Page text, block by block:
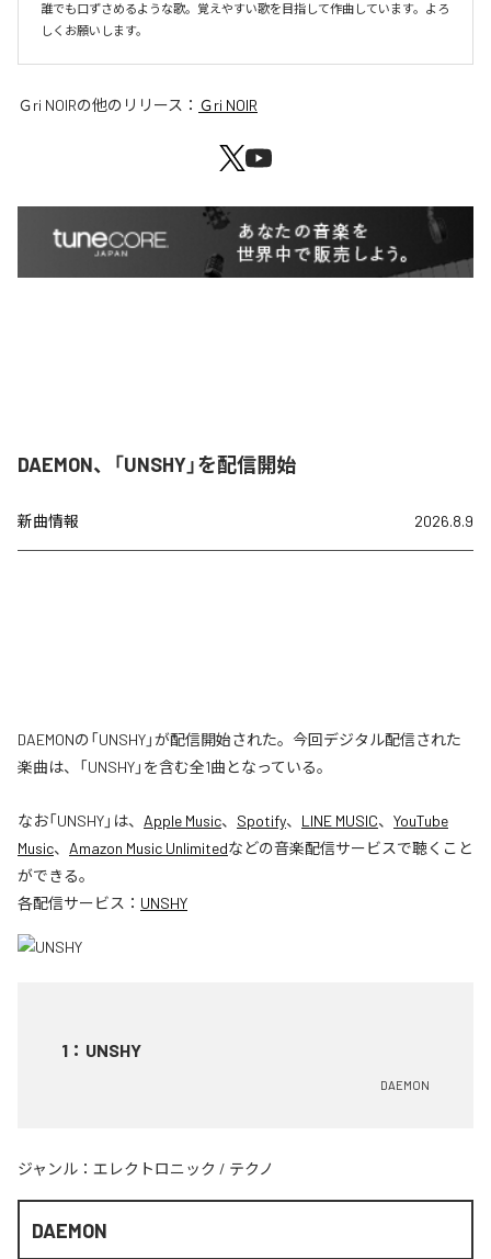
誰でも口ずさめるような歌。覚えやすい歌を目指して作曲しています。よろ
しくお願いします。
Ｇri NOIRの他のリリース： Ｇri NOIR
DAEMON、「UNSHY」を配信開始
新曲情報 2026.8.9
DAEMONの「UNSHY」が配信開始された。今回デジタル配信された
楽曲は、「UNSHY」を含む全1曲となっている。
なお「UNSHY」は、 Apple Music、 Spotify、 LINE MUSIC、 YouTube
Music、 Amazon Music Unlimitedなどの音楽配信サービスで聴くこと
ができる。
各配信サービス： UNSHY
1 ： UNSHY
DAEMON
ジャンル： エレクトロニック / テクノ
DAEMON